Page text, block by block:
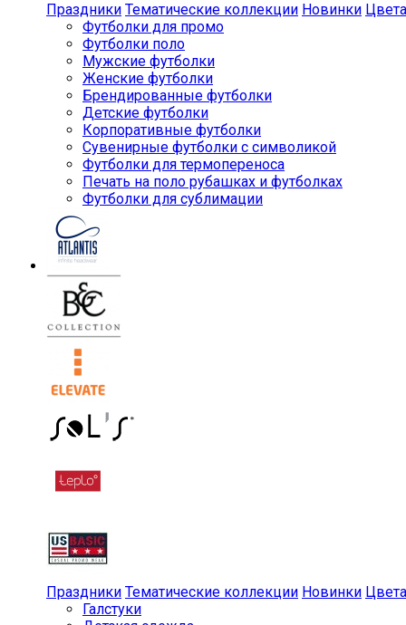
Праздники Тематические коллекции Новинки Цвета
Футболки для промо
Футболки поло
Мужские футболки
Женские футболки
Брендированные футболки
Детские футболки
Корпоративные футболки
Сувенирные футболки с символикой
Футболки для термопереноса
Печать на поло рубашках и футболках
Футболки для сублимации
Праздники Тематические коллекции Новинки Цвета
Галстуки